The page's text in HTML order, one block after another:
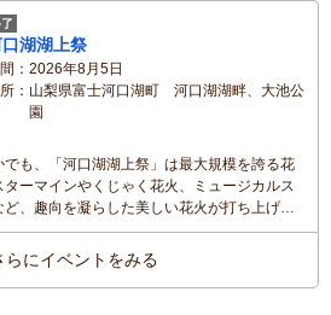
湖湖上祭
2026年8月5日
山梨県富士河口湖町 河口湖湖畔、大池公
園
でも、「河口湖湖上祭」は最大規模を誇る花
ーマインやくじゃく花火、ミュージカルス
、趣向を凝らした美しい花火が打ち上げら
彩ります。大池公園と湖畔県営駐車場沿い
す。 ※打ち上げ数：1万発、昨年度1万発
らにイベントをみる